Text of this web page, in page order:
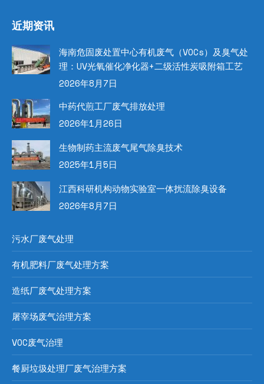
近期资讯
海南危固废处置中心有机废气（VOCs）及臭气处
理：UV光氧催化净化器+二级活性炭吸附箱工艺
2026年8月7日
中药代煎工厂废气排放处理
2026年1月26日
生物制药主流废气尾气除臭技术
2025年1月5日
江西科研机构动物实验室一体扰流除臭设备
2026年8月7日
污水厂废气处理
有机肥料厂废气处理方案
造纸厂废气处理方案
屠宰场废气治理方案
VOC废气治理
餐厨垃圾处理厂废气治理方案